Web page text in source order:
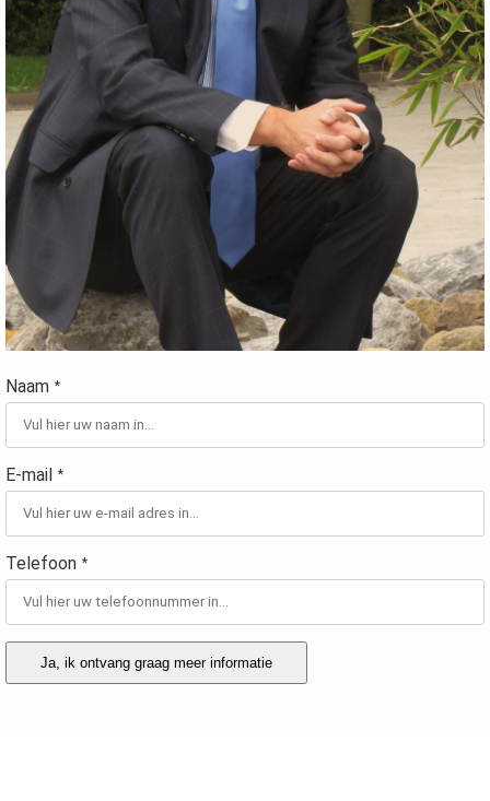
Naam *
E-mail *
Telefoon *
Ja, ik ontvang graag meer informatie